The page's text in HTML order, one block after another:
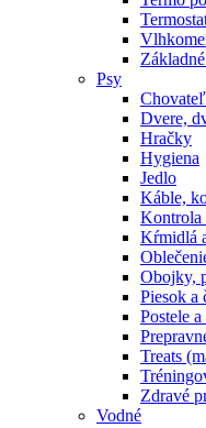
Psy
Dvere,
Hračky
Hygiena
Jedlo
Káble,
Kontrola
Kŕmidlá
Obojky,
Piesok a
Postele
Treats
Zdravé
Vodné